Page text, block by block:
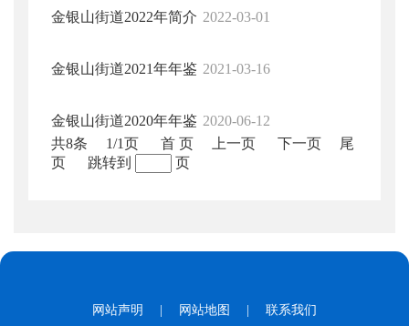
金银山街道2022年简介 2022-03-01
金银山街道2021年年鉴 2021-03-16
金银山街道2020年年鉴 2020-06-12
共8条
1/1页 首 页 上一页 下一页
尾
页
跳转到 页
网站声明 网站地图 联系我们